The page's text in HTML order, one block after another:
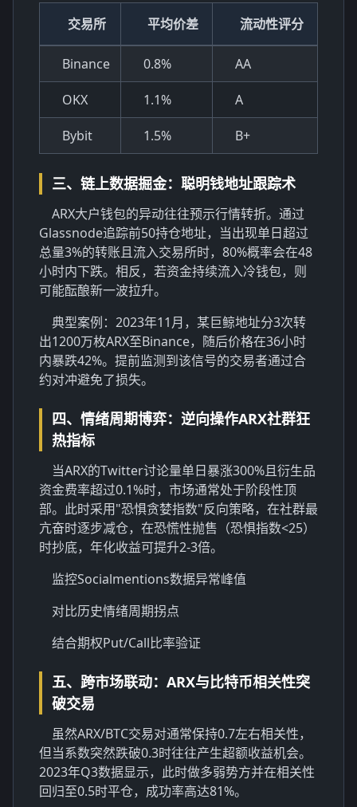
交易所 平均价差 流动性评分
Binance 0.8% AA
OKX 1.1% A
Bybit 1.5% B+
三、链上数据掘金：聪明钱地址跟踪术
ARX大户钱包的异动往往预示行情转折。通过
Glassnode追踪前50持仓地址，当出现单日超过
总量3%的转账且流入交易所时，80%概率会在48
小时内下跌。相反，若资金持续流入冷钱包，则
可能酝酿新一波拉升。
典型案例：2023年11月，某巨鲸地址分3次转
出1200万枚ARX至Binance，随后价格在36小时
内暴跌42%。提前监测到该信号的交易者通过合
约对冲避免了损失。
四、情绪周期博弈：逆向操作ARX社群狂
热指标
当ARX的Twitter讨论量单日暴涨300%且衍生品
资金费率超过0.1%时，市场通常处于阶段性顶
部。此时采用"恐惧贪婪指数"反向策略，在社群最
亢奋时逐步减仓，在恐慌性抛售（恐惧指数<25）
时抄底，年化收益可提升2-3倍。
监控Socialmentions数据异常峰值
对比历史情绪周期拐点
结合期权Put/Call比率验证
五、跨市场联动：ARX与比特币相关性突
破交易
虽然ARX/BTC交易对通常保持0.7左右相关性，
但当系数突然跌破0.3时往往产生超额收益机会。
2023年Q3数据显示，此时做多弱势方并在相关性
回归至0.5时平仓，成功率高达81%。